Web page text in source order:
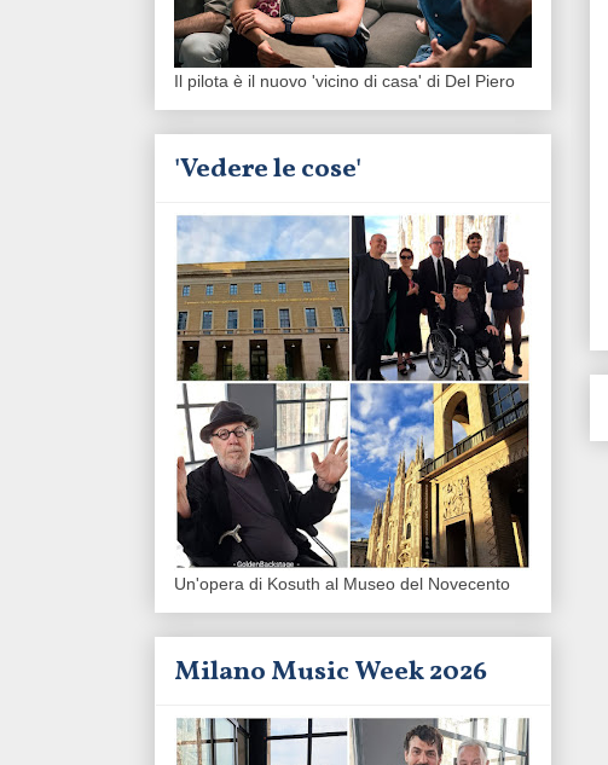
Il pilota è il nuovo 'vicino di casa' di Del Piero
'Vedere le cose'
Un'opera di Kosuth al Museo del Novecento
Milano Music Week 2026